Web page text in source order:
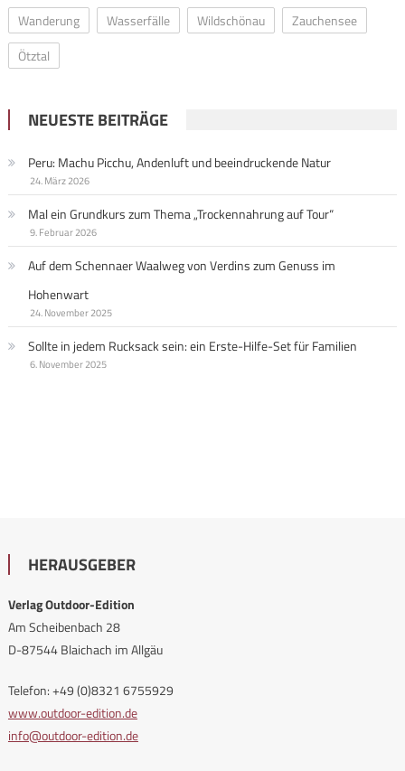
Wanderung
Wasserfälle Wildschönau
Zauchensee
Ötztal
NEUESTE BEITRÄGE
Peru: Machu Picchu, Andenluft und beeindruckende Natur
24. März 2026
Mal ein Grundkurs zum Thema „Trockennahrung auf Tour“
9. Februar 2026
Auf dem Schennaer Waalweg von Verdins zum Genuss im
Hohenwart
24. November 2025
Sollte in jedem Rucksack sein: ein Erste-Hilfe-Set für Familien
6. November 2025
HERAUSGEBER
Verlag Outdoor-Edition
Am Scheibenbach 28
D-87544 Blaichach im Allgäu
Telefon: +49 (0)8321 6755929
www.outdoor-edition.de
info@outdoor-edition.de